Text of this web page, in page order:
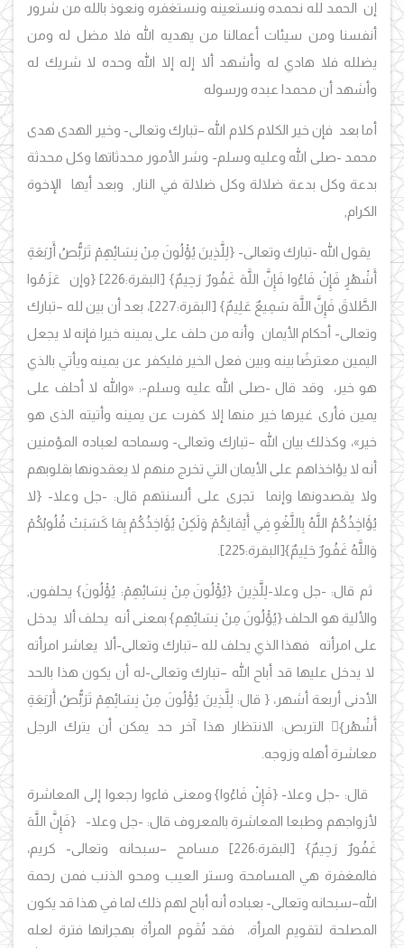
إن الحمد لله نحمده ونستعينه ونستغفره ونعوذ بالله من شرور
أنفسنا ومن سيئات أعمالنا من يهديه الله فلا مضل له ومن
يضلله فلا هادي له وأشهد ألا إله إلا الله وحده لا شريك له
وأشهد أن محمدا عبده ورسوله
أما بعد فإن خير الكلام كلام الله –تبارك وتعالى- وخير الهدى هدى
محمد -صلى الله وعليه وسلم- وشر الأمور محدثاتها وكل محدثة
بدعة وكل بدعة ضلالة وكل ضلالة في النار, وبعد أيها الإخوة
الكرام,
يقول الله -تبارك وتعالى- {لِلَّذِينَ يُؤْلُونَ مِنْ نِسَائِهِمْ تَرَبُّصُ أَرْبَعَةِ
أَشْهُرٍ فَإِنْ فَاءُوا فَإِنَّ اللَّهَ غَفُورٌ رَحِيمٌ} [البقرة:226]
{وإن عَزَمُوا
الطَّلاقَ فَإِنَّ اللَّهَ سَمِيعٌ عَلِيمٌ} [البقرة:227]،
بعد أن بين لله –تبارك
وتعالى- أحكام الأيمان وأنه من حلف على يمينه خيرا فإنه لا يجعل
اليمين معترضًا بينه وبين فعل الخير فليكفر عن يمينه ويأتي بالذي
هو خير، وقد قال -صلى الله عليه وسلم-: «والله لا أحلف على
يمين فأرى غيرها خير منها إلا كفرت عن يمينه وأتيته الذى هو
خير»، وكذلك بيان الله –تبارك وتعالى- وسماحه لعباده المؤمنين
أنه لا يؤاخذاهم على الأيمان التي تخرج منهم لا يعقدونها بقلوبهم
ولا يقصدونها وإنما تجرى على ألسنتهم قال: -جل وعلا- {لا
يُؤَاخِذُكُمُ اللَّهُ بِاللَّغْوِ فِي أَيْمَانِكُمْ وَلَكِنْ يُؤَاخِذُكُمْ بِمَا كَسَبَتْ قُلُوبُكُمْ
وَاللَّهُ غَفُورٌ حَلِيمٌ}[البقرة:225]
ثم قال: -جل وعلا-لِلَّذِينَ {يُؤْلُونَ مِنْ نِسَائِهِمْ: يُؤْلُونَ} يحلفون,
والألية هو الحلف{يُؤْلُونَ مِنْ نِسَائِهِم} بمعنى أنه يحلف ألا يدخل
على امرأته فهذا الذي يحلف لله –تبارك وتعالى-ألا يعاشر امرأته
لا يدخل عليها قد أباح الله –تبارك وتعالى-له أن يكون هذا بالحد
الأدنى أربعة أشهر،{ قال: لِلَّذِينَ يُؤْلُونَ مِنْ نِسَائِهِمْ تَرَبُّصُ أَرْبَعَةِ
أَشْهُر}ٍ التربص: الانتظار هذا آخر حد يمكن أن يترك الرجل
معاشرة أهله وزوجه.
قال: -جل وعلا- {فَإِنْ فَاءُوا} ومعنى فاءوا رجعوا إلى المعاشرة
لأزواجهم وطبعا المعاشرة بالمعروف قال: -جل وعلا-{فَإِنَّ اللَّهَ
غَفُورٌ رَحِيمٌ} [البقرة:226]
مسامح –سبحانه وتعالى- كريم،
فالمغفرة هي المسامحة وستر العيب ومحو الذنب فمن رحمة
الله–سبحانه وتعالى- بعباده أنه أباح لهم ذلك لما في هذا قد يكون
المصلحة لتقويم المرأة، فقد تُقَوم المرأة بهجرانها فترة لعله